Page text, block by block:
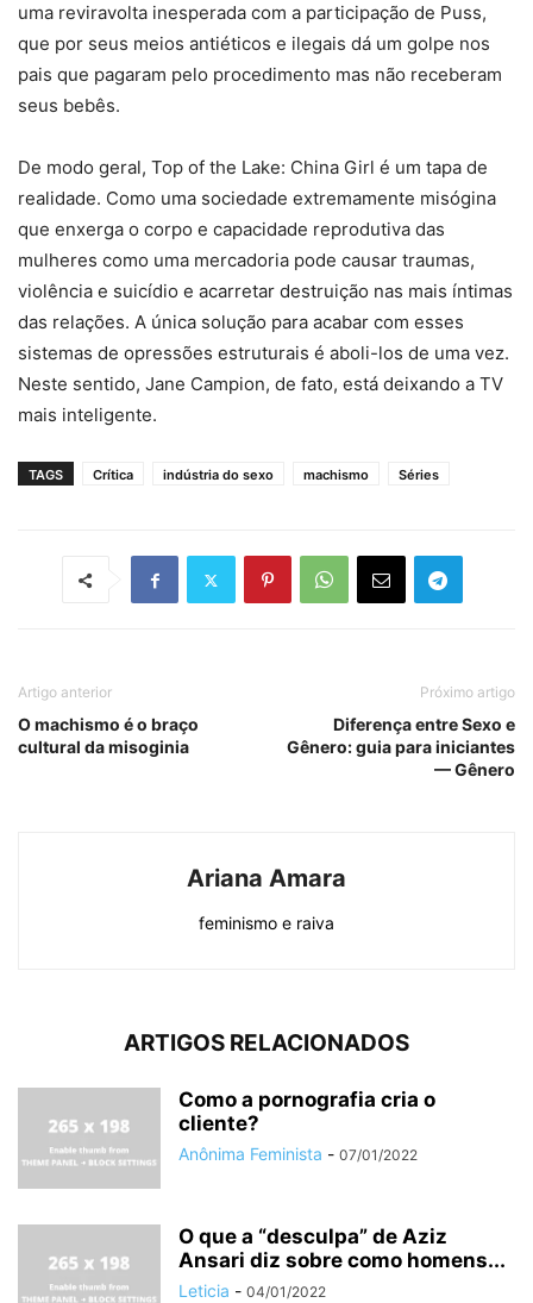
uma reviravolta inesperada com a participação de Puss,
que por seus meios antiéticos e ilegais dá um golpe nos
pais que pagaram pelo procedimento mas não receberam
seus bebês.
De modo geral, Top of the Lake: China Girl é um tapa de
realidade. Como uma sociedade extremamente misógina
que enxerga o corpo e capacidade reprodutiva das
mulheres como uma mercadoria pode causar traumas,
violência e suicídio e acarretar destruição nas mais íntimas
das relações. A única solução para acabar com esses
sistemas de opressões estruturais é aboli-los de uma vez.
Neste sentido, Jane Campion, de fato, está deixando a TV
mais inteligente.
TAGS Crítica indústria do sexo machismo Séries
Artigo anterior
O machismo é o braço
cultural da misoginia
Próximo artigo
Diferença entre Sexo e
Gênero: guia para iniciantes
— Gênero
Ariana Amara
feminismo e raiva
ARTIGOS RELACIONADOS
Como a pornografia cria o
cliente?
Anônima Feminista - 07/01/2022
O que a “desculpa” de Aziz
Ansari diz sobre como homens...
Leticia - 04/01/2022